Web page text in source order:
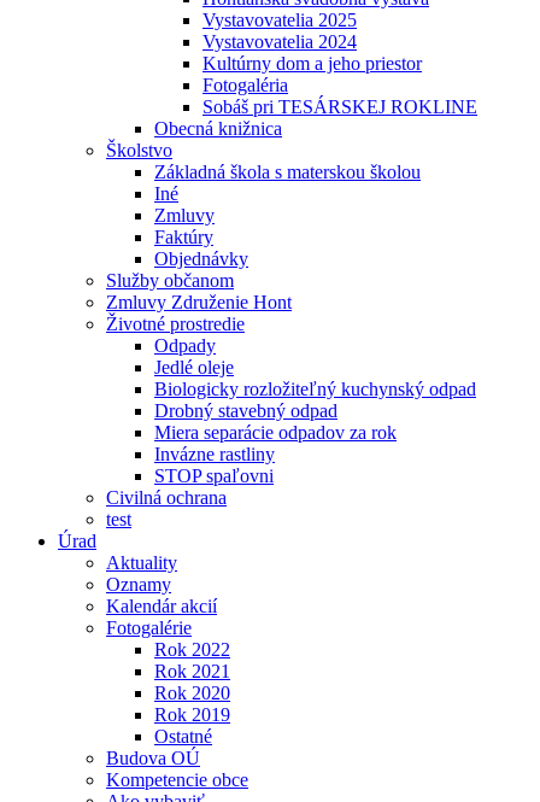
Vystavovatelia 2025
Vystavovatelia 2024
Kultúrny dom a jeho priestor
Fotogaléria
Sobáš pri TESÁRSKEJ ROKLINE
Obecná knižnica
Školstvo
Základná škola s materskou školou
Iné
Zmluvy
Faktúry
Objednávky
Služby občanom
Zmluvy Združenie Hont
Životné prostredie
Odpady
Jedlé oleje
Biologicky rozložiteľný kuchynský odpad
Drobný stavebný odpad
Miera separácie odpadov za rok
Invázne rastliny
STOP spaľovni
Civilná ochrana
test
Úrad
Aktuality
Oznamy
Kalendár akcií
Fotogalérie
Rok 2022
Rok 2021
Rok 2020
Rok 2019
Ostatné
Budova OÚ
Kompetencie obce